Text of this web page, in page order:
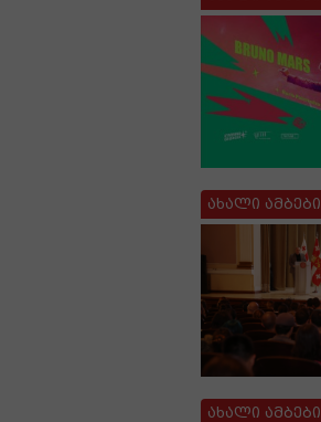
ახალი ამბები
ახალი ამბები